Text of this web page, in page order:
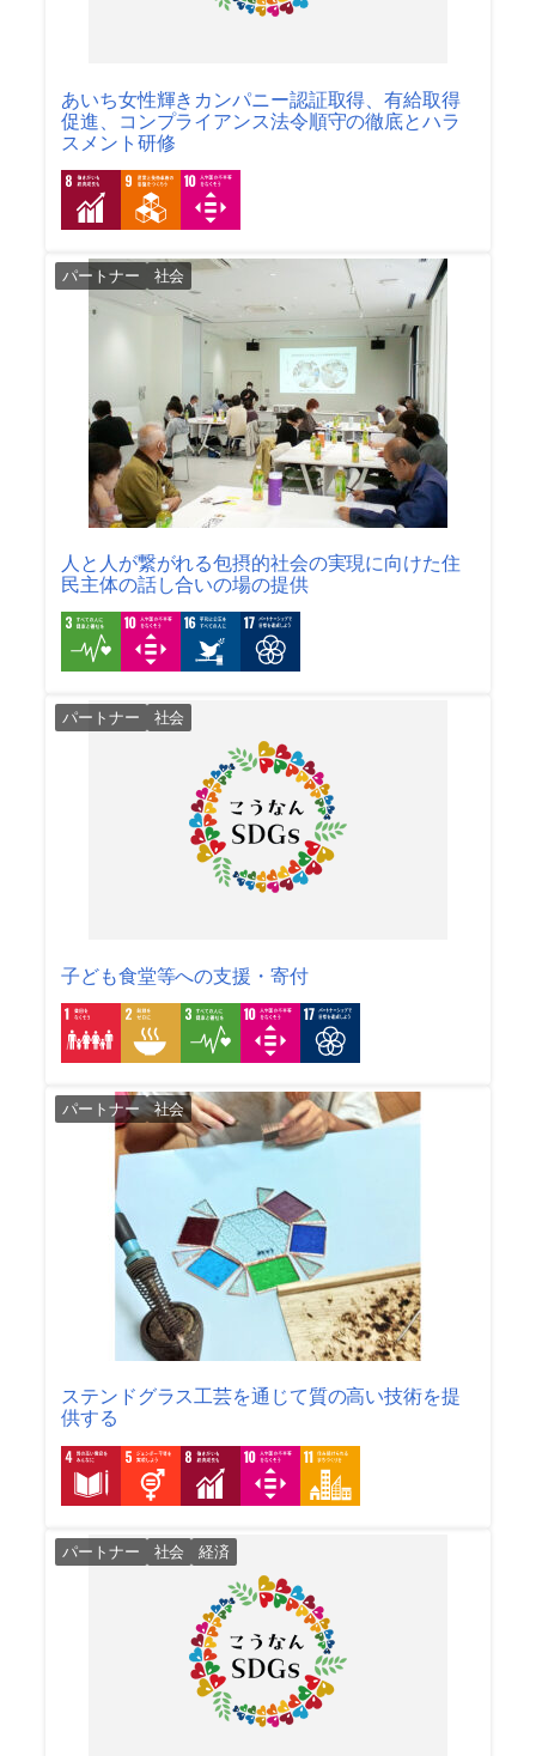
あいち女性輝きカンパニー認証取得、有給取得
促進、コンプライアンス法令順守の徹底とハラ
スメント研修
パートナー 社会
人と人が繋がれる包摂的社会の実現に向けた住
民主体の話し合いの場の提供
パートナー 社会
子ども食堂等への支援・寄付
パートナー 社会
ステンドグラス工芸を通じて質の高い技術を提
供する
パートナー 社会 経済